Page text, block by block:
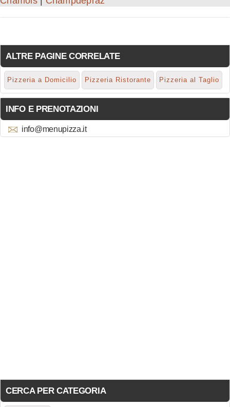
ALTRE PAGINE CORRELATE
Pizzeria a Domicilio Pizzeria Ristorante Pizzeria al Taglio
INFO E PRENOTAZIONI
info@menupizza.it
CERCA PER CATEGORIA